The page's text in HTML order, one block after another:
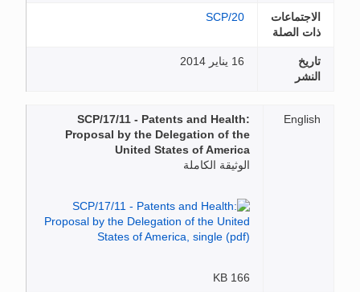
الاجتماعات
ذات الصلة
SCP/20
تاريخ
النشر
16 يناير 2014
English
SCP/17/11 - Patents and Health:
Proposal by the Delegation of the
United States of America
الوثيقة الكاملة
166 KB